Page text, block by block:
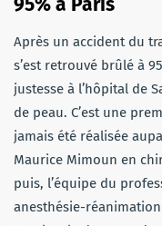
Après un accident du
s’est retrouvé brûlé à
justesse à l’hôpital de
de peau. C’est une
jamais été réalisée
Maurice Mimoun en
puis, l’équipe du
anesthésie-